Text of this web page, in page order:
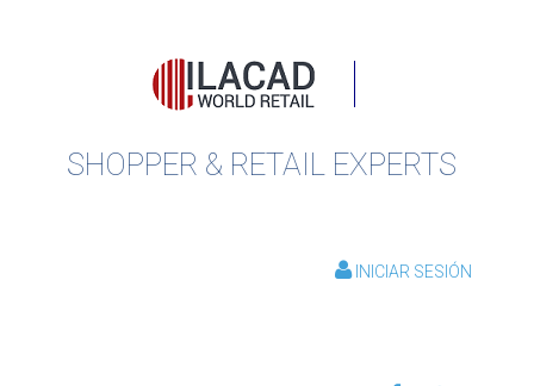
SHOPPER & RETAIL EXPERTS
INICIAR SESIÓN